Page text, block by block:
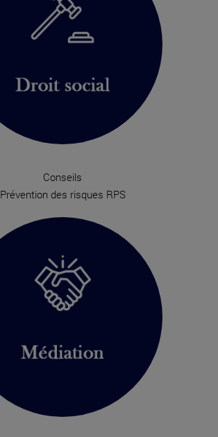
Conseils
Prévention des risques RPS